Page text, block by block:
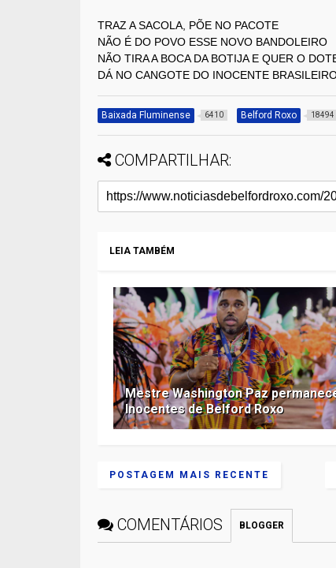
TRAZ A SACOLA, PÕE NO PACOTE
NÃO É DO POVO ESSE NOVO BANDOLEIRO
NÃO TIRA A BOCA DA BOTIJA E QUER O
DÁ NO CANGOTE DO INOCENTE
Baixada Fluminense 6410 Belford Roxo 18494
COMPARTILHAR:
LEIA TAMBÉM
Mestre Washington Paz
Inocentes de Belford Roxo
POSTAGEM MAIS RECENTE
COMENTÁRIOS BLOGGER